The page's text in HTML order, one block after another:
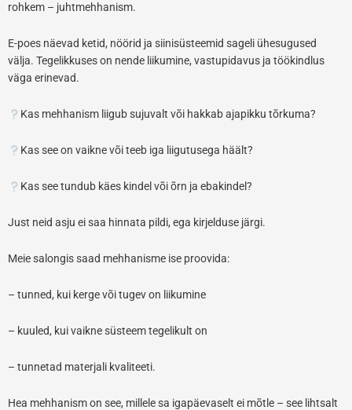
rohkem – juhtmehhanism.
E-poes näevad ketid, nöörid ja siinisüsteemid sageli ühesugused
välja. Tegelikkuses on nende liikumine, vastupidavus ja töökindlus
väga erinevad.
Kas mehhanism liigub sujuvalt või hakkab ajapikku tõrkuma?
Kas see on vaikne või teeb iga liigutusega häält?
Kas see tundub käes kindel või õrn ja ebakindel?
Just neid asju ei saa hinnata pildi, ega kirjelduse järgi.
Meie salongis saad mehhanisme ise proovida:
– tunned, kui kerge või tugev on liikumine
– kuuled, kui vaikne süsteem tegelikult on
– tunnetad materjali kvaliteeti.
Hea mehhanism on see, millele sa igapäevaselt ei mõtle – see lihtsalt